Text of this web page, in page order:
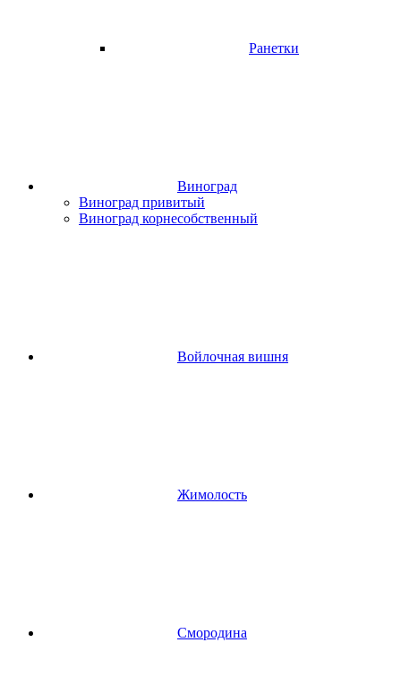
Ранетки
Виноград
Виноград привитый
Виноград корнесобственный
Войлочная вишня
Жимолость
Смородина